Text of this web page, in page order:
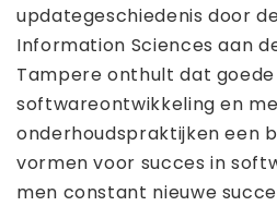
updategeschiedenis door
Information Sciences aan
Tampere onthult dat goede
softwareontwikkeling en
onderhoudspraktijken een
vormen voor succes in
men constant nieuwe